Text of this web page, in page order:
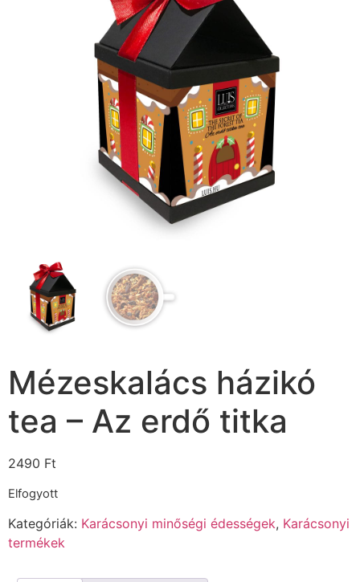
Mézeskalács házikó
tea – Az erdő titka
2490 Ft
Elfogyott
Kategóriák: Karácsonyi minőségi édességek, Karácsonyi
termékek